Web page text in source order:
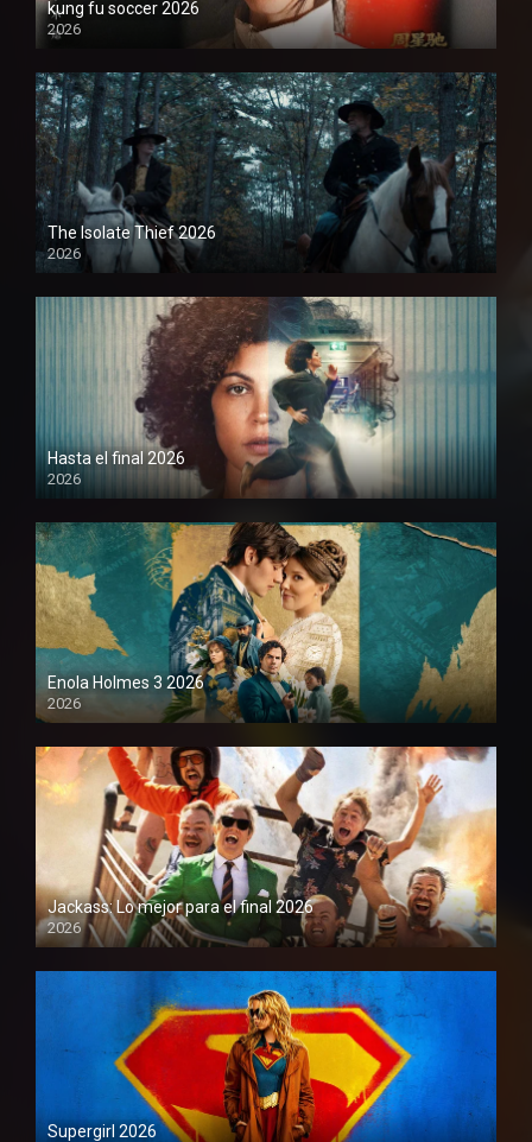
kung fu soccer 2026
2026
1080P
The Isolate Thief 2026
2026
1080P
Hasta el final 2026
2026
1080P
Enola Holmes 3 2026
2026
1080P
Jackass: Lo mejor para el final 2026
2026
1080P
Supergirl 2026